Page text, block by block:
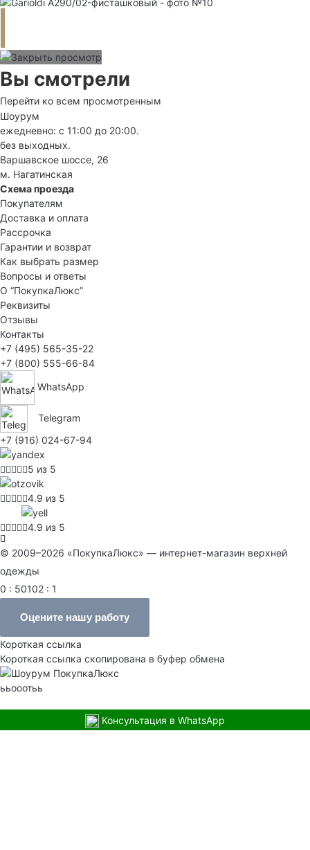
Вы смотрели
Перейти ко всем просмотренным
Шоурум
ежедневно: с 11:00 до 20:00.
без выходных.
Варшавское шоссе, 26
м. Нагатинская
Схема проезда
Покупателям
Доставка и оплата
Рассрочка
Гарантии и возврат
Как выбрать размер
Вопросы и ответы
О “ПокупкаЛюкс”
Реквизиты
Отзывы
Контакты
+7 (495) 565-35-22
+7 (800) 555-66-84
WhatsApp
Telegram
+7 (916) 024-67-94
5 из 5
4.9 из 5
4.9 из 5
© 2009–2026 «ПокупкаЛюкс» — интернет-магазин верхней
одежды
0 : 50102 : 1
Оцените нашу работу
Короткая ссылка
Короткая ссылка скопирована в буфер обмена
ььооотьь
Консультация в WhatsApp